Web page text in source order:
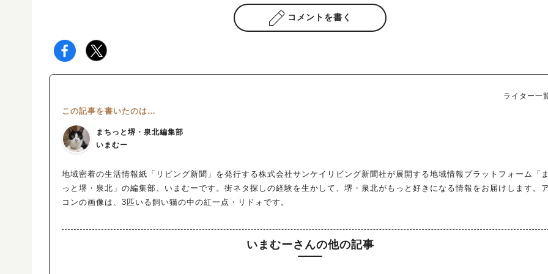
コメントを書く
ライター一
この記事を書いたのは…
まちっと堺・泉北編集部
いまむー
地域密着の生活情報紙「リビング新聞」を発行する株式会社サンケイリビング新聞社が展開する地域情報プラットフォーム「
っと堺・泉北」の編集部、いまむーです。街ネタ探しの経験を生かして、堺・泉北がもっと好きになる情報をお届けします。
コンの画像は、3匹いる飼い猫の中の紅一点・リドォです。
いまむーさんの他の記事